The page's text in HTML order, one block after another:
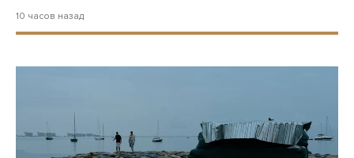
10 часов назад